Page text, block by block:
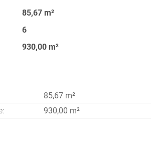
85,67 m²
6
930,00 m²
85,67 m²
930,00 m²